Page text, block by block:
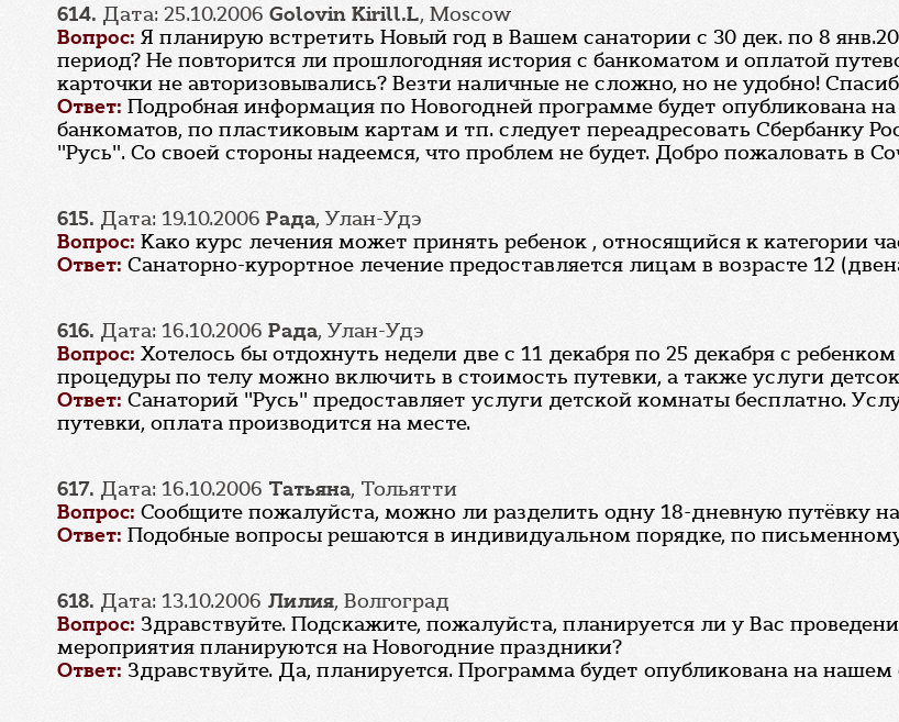
614. Дата: 25.10.2006 Golovin Kirill.L, Moscow
Вопрос: Я планирую встретить Новый год в Вашем санатории с 30 дек. по 8
период? Не повторится ли прошлогодняя история с банкоматом и оплатой
карточки не авторизовывались? Везти наличные не сложно, но не удобно!
Ответ: Подробная информация по Новогодней программе будет опубликована
банкоматов, по пластиковым картам и тп. следует переадресовать Сбербанку
"Русь". Со своей стороны надеемся, что проблем не будет. Добро пожаловать в
615. Дата: 19.10.2006 Рада, Улан-Удэ
Вопрос: Како курс лечения может принять ребенок , относящийся к категории
Ответ: Санаторно-курортное лечение предоставляется лицам в возрасте 12
616. Дата: 16.10.2006 Рада, Улан-Удэ
Вопрос: Хотелось бы отдохнуть недели две с 11 декабря по 25 декабря с
процедуры по телу можно включить в стоимость путевки, а также услуги
Ответ: Санаторий "Русь" предоставляет услуги детской комнаты бесплатно.
путевки, оплата производится на месте.
617. Дата: 16.10.2006 Татьяна, Тольятти
Вопрос: Сообщите пожалуйста, можно ли разделить одну 18-дневную путёвку на
Ответ: Подобные вопросы решаются в индивидуальном порядке, по
618. Дата: 13.10.2006 Лилия, Волгоград
Вопрос: Здравствуйте. Подскажите, пожалуйста, планируется ли у Вас
мероприятия планируются на Новогодние праздники?
Ответ: Здравствуйте. Да, планируется. Программа будет опубликована на